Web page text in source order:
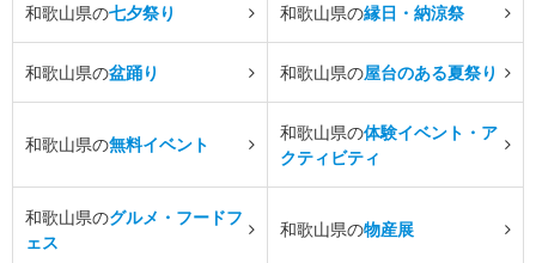
和歌山県の七夕祭り 和歌山県の縁日・納涼祭
和歌山県の盆踊り 和歌山県の屋台のある夏祭り
和歌山県の無料イベント
和歌山県の体験イベント・ア
クティビティ
和歌山県のグルメ・フードフ
ェス
和歌山県の物産展